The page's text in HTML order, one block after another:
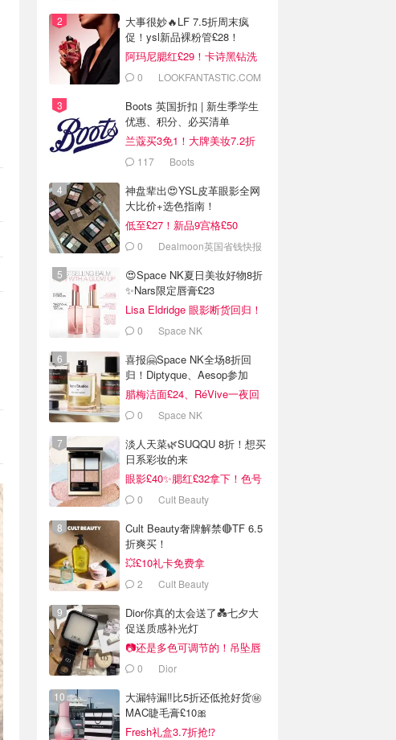
大事很妙🔥LF 7.5折周末疯
促！ysl新品裸粉管£28！
阿玛尼腮红£29！卡诗黑钻洗
发水£25！
0 LOOKFANTASTIC.COM
Boots 英国折扣 | 新生季学生
优惠、积分、必买清单
兰蔻买3免1！大牌美妆7.2折
117 Boots
神盘辈出😍YSL皮革眼影全网
大比价+选色指南！
低至£27！新品9宫格£50
0 Dealmoon英国省钱快报
😍Space NK夏日美妆好物8折
✨Nars限定唇膏£23
Lisa Eldridge 眼影断货回归！
£40抢！
0 Space NK
喜报🤗Space NK全场8折回
归！Diptyque、Aesop参加
腊梅洁面£24、RéVive一夜回
春油有货
0 Space NK
淡人天菜🌿SUQQU 8折！想买
日系彩妆的来
眼影£40✨腮红£32拿下！色号
超全！
0 Cult Beauty
Cult Beauty奢牌解禁🔴TF 6.5
折爽买！
💥£10礼卡免费拿
2 Cult Beauty
Dior你真的太会送了💑七夕大
促送质感补光灯
📷还是多色可调节的！吊坠唇
蜜£33
0 Dior
大漏特漏‼️比5折还低抢好货㊙️
MAC睫毛膏£10🎀
Fresh礼盒3.7折抢⁉️